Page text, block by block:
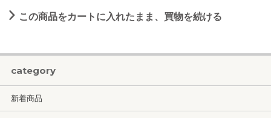
この商品をカートに入れたまま、買物を続ける
category
新着商品